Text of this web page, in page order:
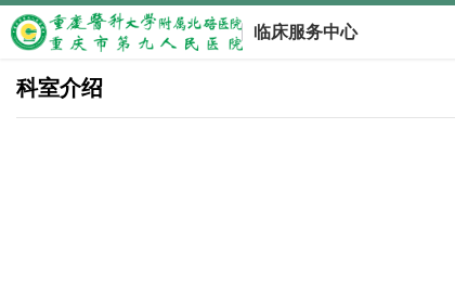
临床服务中心
科室介绍